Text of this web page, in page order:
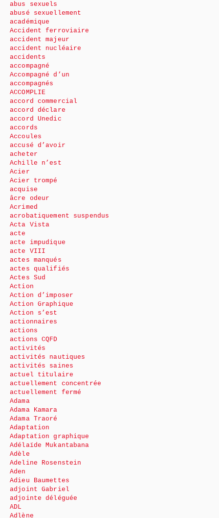
abus sexuels
abusé sexuellement
académique
Accident ferroviaire
accident majeur
accident nucléaire
accidents
accompagné
Accompagné d’un
accompagnés
ACCOMPLIE
accord commercial
accord déclare
accord Unedic
accords
Accoules
accusé d’avoir
acheter
Achille n’est
Acier
Acier trompé
acquise
âcre odeur
Acrimed
acrobatiquement suspendus
Acta Vista
acte
acte impudique
acte VIII
actes manqués
actes qualifiés
Actes Sud
Action
Action d’imposer
Action Graphique
Action s’est
actionnaires
actions
actions CQFD
activités
activités nautiques
activités saines
actuel titulaire
actuellement concentrée
actuellement fermé
Adama
Adama Kamara
Adama Traoré
Adaptation
Adaptation graphique
Adélaïde Mukantabana
Adèle
Adeline Rosenstein
Aden
Adieu Baumettes
adjoint Gabriel
adjointe déléguée
ADL
Adlène